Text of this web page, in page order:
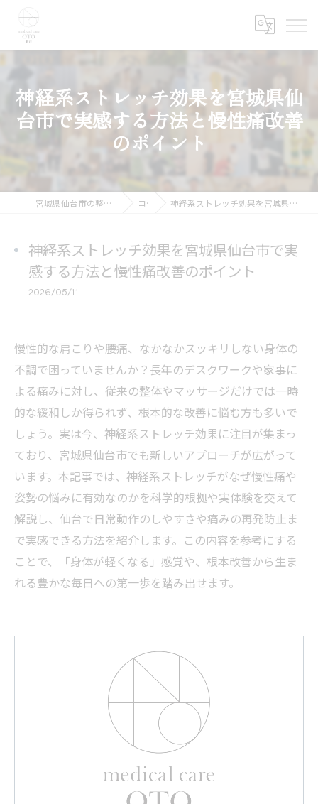
神経系ストレッチ効果を宮城県仙
台市で実感する方法と慢性痛改善
のポイント
宮城県仙台市の整体ならmedical care OTO 仙台 コラム 神経系ストレッチ効果を宮城県仙台市で実感する方法と慢性痛改善のポイント
神経系ストレッチ効果を宮城県仙台市で実
感する方法と慢性痛改善のポイント
2026/05/11
慢性的な肩こりや腰痛、なかなかスッキリしない身体の
不調で困っていませんか？長年のデスクワークや家事に
よる痛みに対し、従来の整体やマッサージだけでは一時
的な緩和しか得られず、根本的な改善に悩む方も多いで
しょう。実は今、神経系ストレッチ効果に注目が集まっ
ており、宮城県仙台市でも新しいアプローチが広がって
います。本記事では、神経系ストレッチがなぜ慢性痛や
姿勢の悩みに有効なのかを科学的根拠や実体験を交えて
解説し、仙台で日常動作のしやすさや痛みの再発防止ま
で実感できる方法を紹介します。この内容を参考にする
ことで、「身体が軽くなる」感覚や、根本改善から生ま
れる豊かな毎日への第一歩を踏み出せます。